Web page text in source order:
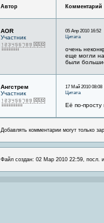
Автор Комментарий
AOR
Участник
05 Апр 2010 16:52
Цитата
очень
еще могли
были
Ангстрем
Участник
17 Май 2010 08:08
Цитата
Её по-
Добавлять комментарии могут только
Файл создан: 02 Мар 2010 22:59, посл.